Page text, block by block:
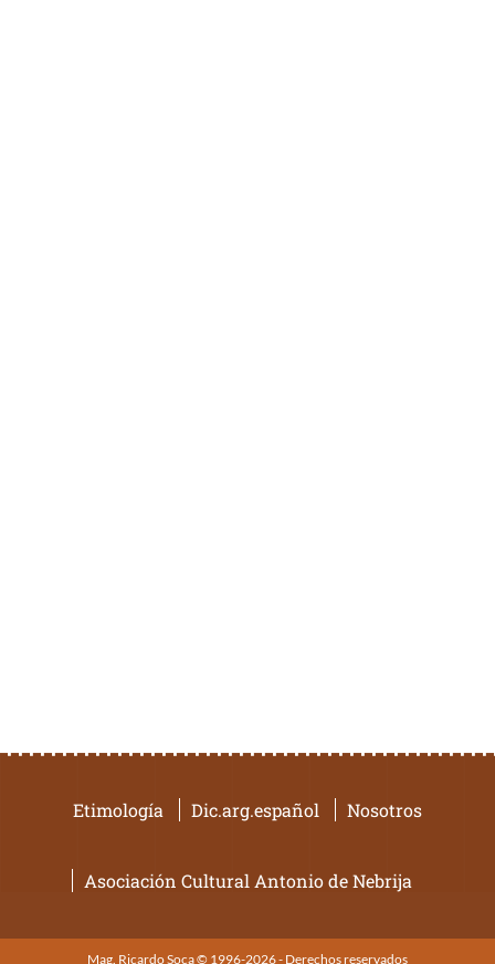
Etimología Dic.arg.español Nosotros
Asociación Cultural Antonio de Nebrija
Mag. Ricardo Soca © 1996-2026 - Derechos reservados